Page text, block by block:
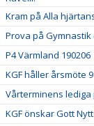
Kram på Alla
Prova på
P4 Värmland 190206
KGF håller årsmöte
Vårterminens lediga
KGF önskar Gott